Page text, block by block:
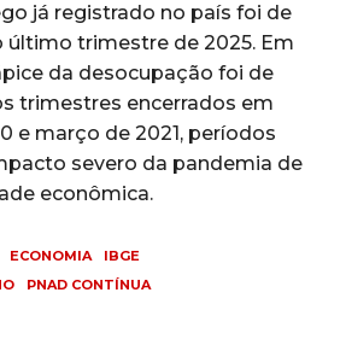
já registrado no país foi de
último trimestre de 2025. Em
da desocupação foi de
trimestres encerrados em
e março de 2021, períodos
severo da pandemia de
econômica.
ECONOMIA
IBGE
PNAD CONTÍNUA